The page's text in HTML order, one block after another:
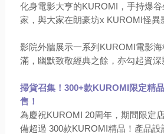
化身電影大亨的KUROMI，手持爆
家，與大家在朗豪坊x KUROMI怪異
影院外牆展示一系列KUROMI電影
滿，幽默致敬經典之餘，亦勾起資深
掃貨召集！300+款KUROMI限定精
售！
為慶祝KUROMI 20周年，期間限定
備超過 300款KUROMI精品！產品設